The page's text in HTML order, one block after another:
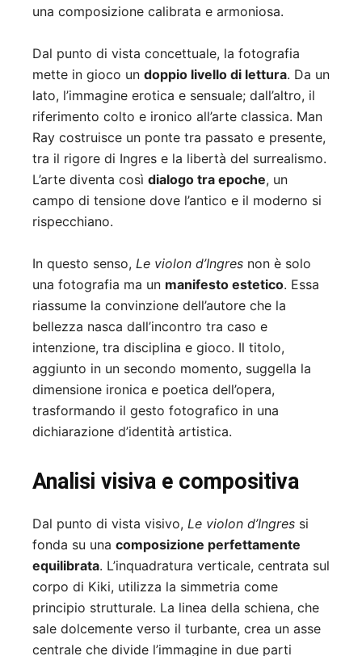
una composizione calibrata e armoniosa.
Dal punto di vista concettuale, la fotografia
mette in gioco un doppio livello di lettura. Da un
lato, l’immagine erotica e sensuale; dall’altro, il
riferimento colto e ironico all’arte classica. Man
Ray costruisce un ponte tra passato e presente,
tra il rigore di Ingres e la libertà del surrealismo.
L’arte diventa così dialogo tra epoche, un
campo di tensione dove l’antico e il moderno si
rispecchiano.
In questo senso, Le violon d’Ingres non è solo
una fotografia ma un manifesto estetico. Essa
riassume la convinzione dell’autore che la
bellezza nasca dall’incontro tra caso e
intenzione, tra disciplina e gioco. Il titolo,
aggiunto in un secondo momento, suggella la
dimensione ironica e poetica dell’opera,
trasformando il gesto fotografico in una
dichiarazione d’identità artistica.
Analisi visiva e compositiva
Dal punto di vista visivo, Le violon d’Ingres si
fonda su una composizione perfettamente
equilibrata. L’inquadratura verticale, centrata sul
corpo di Kiki, utilizza la simmetria come
principio strutturale. La linea della schiena, che
sale dolcemente verso il turbante, crea un asse
centrale che divide l’immagine in due parti